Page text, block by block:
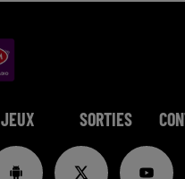
JEUX SORTIES